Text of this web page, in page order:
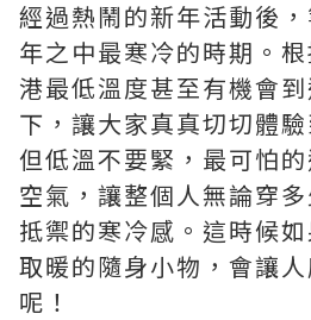
經過熱鬧的新年活動後
年之中最寒冷的時期。
港最低溫度甚至有機會
下，讓大家真真切切體
但低溫不要緊，最可怕
空氣，讓整個人無論穿
抵禦的寒冷感。這時候
取暖的隨身小物，會讓
呢！